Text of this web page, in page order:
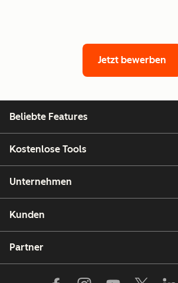
Jetzt bewerben
Beliebte Features
Kostenlose Tools
Unternehmen
Kunden
Partner